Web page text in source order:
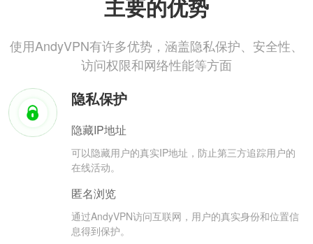
主要的优势
使用AndyVPN有许多优势，涵盖隐私保护、安全性、
访问权限和网络性能等方面
隐私保护
隐藏IP地址
可以隐藏用户的真实IP地址，防止第三方追踪用户的
在线活动。
匿名浏览
通过AndyVPN访问互联网，用户的真实身份和位置信
息得到保护。